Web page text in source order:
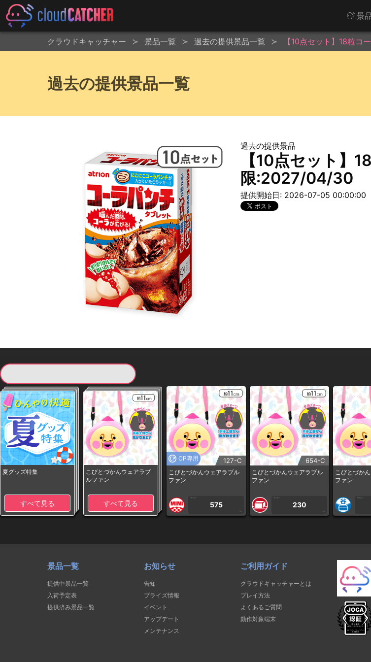
景
クラウドキャッチャー 景品一覧 過去の提供景品一覧 【10点セット】18粒
過去の提供景品一覧
過去の提供景品
【10点セット】
限:2027/04/30
提供開始日: 2026-07-05 00:00:00
夏グッズ特集
すべて見る
こびとづかんウェアラブ
ルファン
すべて見る
CP専用 127-C
こびとづかんウェアラブル
ファン
1PLAY
575
CP
654-C
こびとづかんウェアラブル
ファン
1PLAY
230
CP
こびとづか
ファン
1PLAY
景品一覧
提供中景品一覧
入荷予定表
提供済み景品一覧
お知らせ
告知
プライズ情報
イベント
アップデート
メンテナンス
ご利用ガイド
クラウドキャッチャーとは
プレイ方法
よくあるご質問
動作対象端末